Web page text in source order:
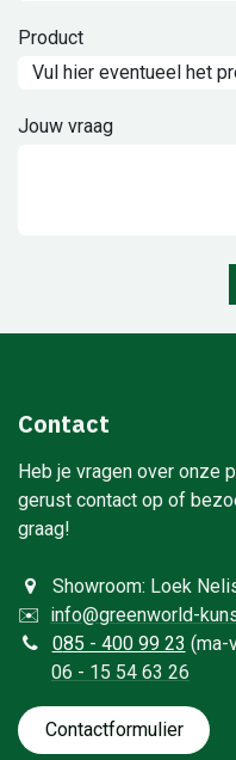
Product
Jouw vraag
Contact
Heb je vragen over onze
gerust contact op of
graag!
Showroom: Loek
✉️ info@greenworld-
085 - 400 99 23 (ma-
06 - 15 54 63 26
Contactformulie​​​​​​​​r